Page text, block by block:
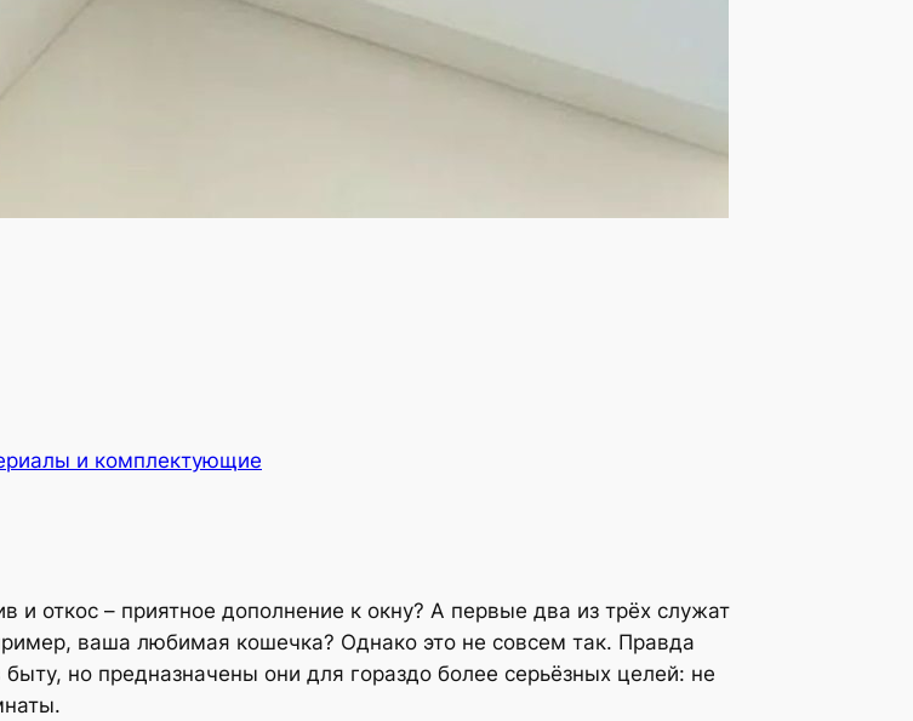
и комплектующие
и откос – приятное дополнение к окну? А первые два из трёх служат
ваша любимая кошечка? Однако это не совсем так. Правда
но предназначены они для гораздо более серьёзных целей: не